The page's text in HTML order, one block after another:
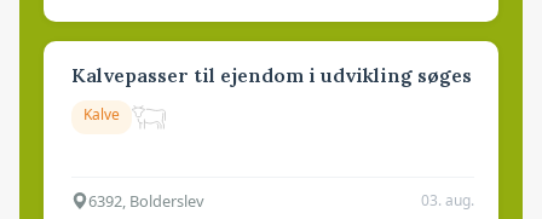
Kalvepasser til ejendom i udvikling søges
Kalve
6392, Bolderslev 03. aug.